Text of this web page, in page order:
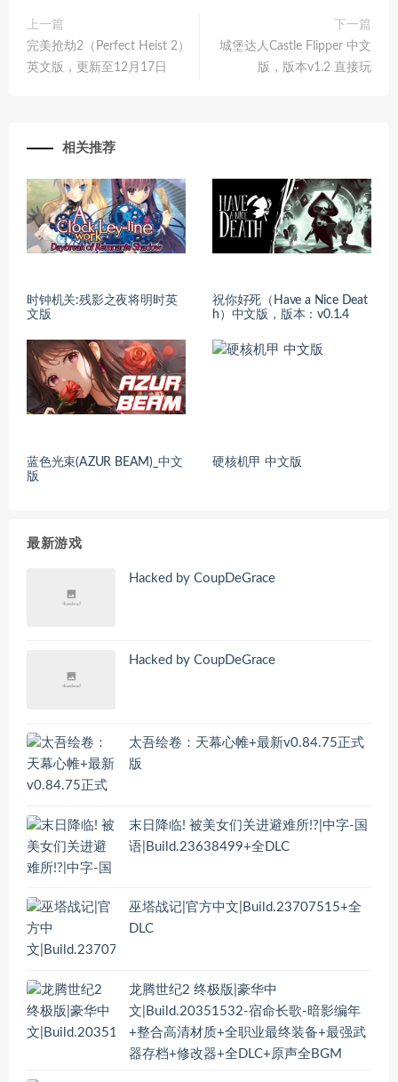
上一篇
完美抢劫2（Perfect Heist 2）
英文版，更新至12月17日
下一篇
城堡达人Castle Flipper 中文
版，版本v1.2 直接玩
相关推荐
时钟机关:残影之夜将明时英
文版
祝你好死（Have a Nice Deat
h）中文版，版本：v0.1.4
蓝色光束(AZUR BEAM)_中文
版
硬核机甲 中文版
最新游戏
Hacked by CoupDeGrace
Hacked by CoupDeGrace
太吾绘卷：天幕心帷+最新v0.84.75正式
版
末日降临! 被美女们关进避难所!?|中字-国
语|Build.23638499+全DLC
巫塔战记|官方中文|Build.23707515+全
DLC
龙腾世纪2 终极版|豪华中
文|Build.20351532-宿命长歌-暗影编年
+整合高清材质+全职业最终装备+最强武
器存档+修改器+全DLC+原声全BGM